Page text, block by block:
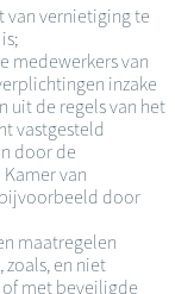
vernietiging te
medewerkers van
inzake
uit de regels van het
vastgesteld
door de
van
bijvoorbeeld door
maatregelen
zoals, en niet
met beveiligde